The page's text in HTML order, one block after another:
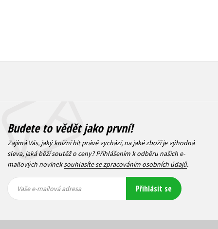
Budete to vědět jako první!
Zajímá Vás, jaký knižní hit právě vychází, na jaké zboží je výhodná
sleva, jaká běží soutěž o ceny? Přihlášením k odběru našich e-
mailových novineksouhlasíte se zpracováním osobních údajů.
mailová
mailová
Vaše e-mailová adresa Přihlásit se